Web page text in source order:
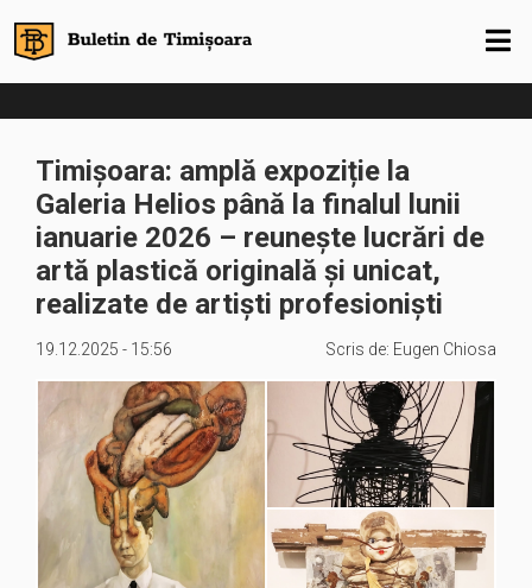
Timișoara: amplă expoziție la
Galeria Helios până la finalul lunii
ianuarie 2026 – reunește lucrări de
artă plastică originală și unicat,
realizate de artiști profesioniști
19.12.2025 - 15:56 Scris de: Eugen Chiosa